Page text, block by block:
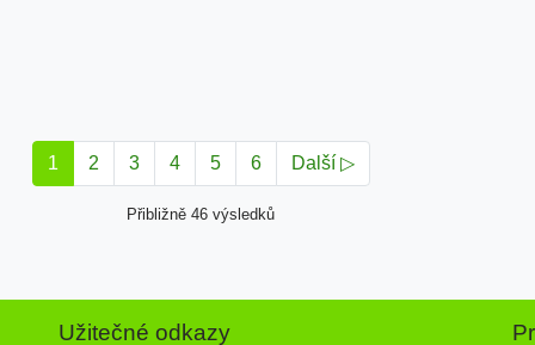
1 2 3 4 5 6 Další ▷
Přibližně 46 výsledků
Užitečné odkazy